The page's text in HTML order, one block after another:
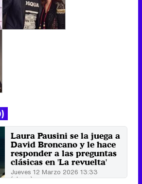
Laura Pausini se la juega a
David Broncano y le hace
responder a las preguntas
clásicas en 'La revuelta'
Jueves 12 Marzo 2026 13:33
(ahora)